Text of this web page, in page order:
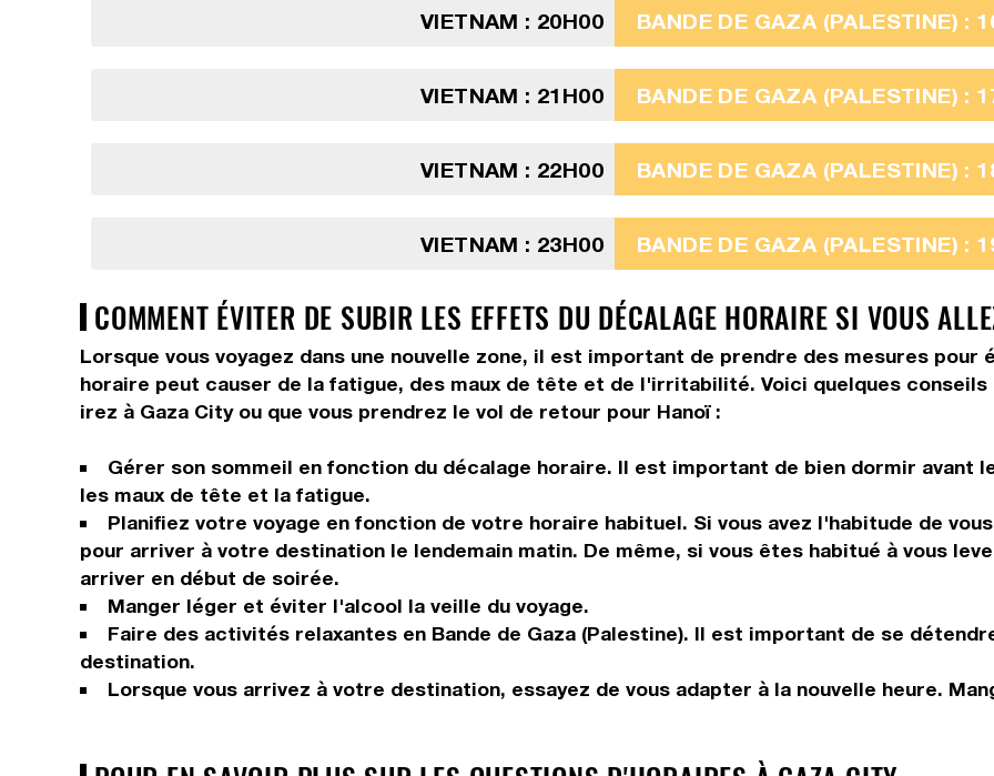
VIETNAM : 20H00 BANDE DE GAZA (PALESTINE) :
VIETNAM : 21H00 BANDE DE GAZA (PALESTINE) :
VIETNAM : 22H00 BANDE DE GAZA (PALESTINE) :
VIETNAM : 23H00 BANDE DE GAZA (PALESTINE) :
COMMENT ÉVITER DE SUBIR LES EFFETS DU DÉCALAGE HORAIRE SI VOUS
Lorsque vous voyagez dans une nouvelle zone, il est important de prendre des mesures
horaire peut causer de la fatigue, des maux de tête et de l'irritabilité. Voici quelques
irez à Gaza City ou que vous prendrez le vol de retour pour Hanoï :
Gérer son sommeil en fonction du décalage horaire. Il est important de bien dormir avant
les maux de tête et la fatigue.
Planifiez votre voyage en fonction de votre horaire habituel. Si vous avez l'habitude de
pour arriver à votre destination le lendemain matin. De même, si vous êtes habitué à vous
arriver en début de soirée.
Manger léger et éviter l'alcool la veille du voyage.
Faire des activités relaxantes en Bande de Gaza (Palestine). Il est important de se
destination.
Lorsque vous arrivez à votre destination, essayez de vous adapter à la nouvelle heure.